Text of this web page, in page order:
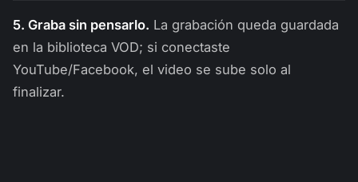
5. Graba sin pensarlo. La grabación queda guardada
en la biblioteca VOD; si conectaste
YouTube/Facebook, el video se sube solo al
finalizar.